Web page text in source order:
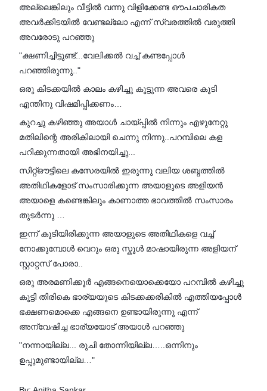
അല്ലെങ്കിലും വീട്ടിൽ വന്നു വിളിക്കേണ്ട ഔപചാരികത
അവർക്കിടയിൽ വേണ്ടല്ലോ എന്ന് സ്വരത്തിൽ വരുത്തി
അവരോടു പറഞ്ഞു
"ക്ഷണിച്ചിട്ടുണ്ട്...വേലിക്കൽ വച്ച് കണ്ടപ്പോൾ
പറഞ്ഞിരുന്നു.."
ഒരു കിടക്കയിൽ കാലം കഴിച്ചു കൂട്ടുന്ന അവരെ കൂടി
എന്തിനു വിഷമിപ്പിക്കണം…
കുറച്ചു കഴിഞ്ഞു അയാൾ ചായ്പ്പിൽ നിന്നും എഴുനേറ്റു
മതിലിന്റെ അരികിലായി ചെന്നു നിന്നു..പറമ്പിലെ കള
പറിക്കുന്നതായി അഭിനയിച്ചു...
സിറ്റ്ഔട്ടിലെ കസേരയിൽ ഇരുന്നു വലിയ ശബ്ദത്തിൽ
അതിഥികളോട് സംസാരിക്കുന്ന അയാളുടെ അളിയൻ
അയാളെ കണ്ടെങ്കിലും കാണാത്ത ഭാവത്തിൽ സംസാരം
തുടർന്നു …
ഇന്ന് കൂടിയിരിക്കുന്ന അയാളുടെ അതിഥികളെ വച്ച്
നോക്കുമ്പോൾ വെറും ഒരു സ്കൂൾ മാഷായിരുന്ന അളിയന്
സ്റ്റാറ്റസ് പോരാ..
ഒരു അരമണിക്കൂർ എങ്ങനെയൊക്കെയോ പറമ്പിൽ കഴിച്ചു
കൂട്ടി തിരികെ ഭാര്യയുടെ കിടക്കക്കരികിൽ എത്തിയപ്പോൾ
ഭക്ഷണമൊക്കെ എങ്ങനെ ഉണ്ടായിരുന്നു എന്ന്
അന്വേഷിച്ച ഭാര്യയോട് അയാൾ പറഞ്ഞു
"നന്നായില്ല... രുചി തോന്നിയില്ല…..ഒന്നിനും
ഉപ്പുമുണ്ടായില്ല…"